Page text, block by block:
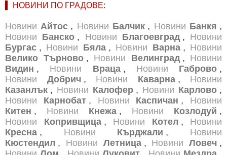
НОВИНИ ПО ГРАДОВЕ:
Новини Айтос , Новини Балчик , Новини Банкя ,
Новини Банско , Новини Благоевград , Новини
Бургас , Новини Бяла , Новини Варна , Новини
Велико Търново , Новини Велинград , Новини
Видин , Новини Враца , Новини Габрово ,
Новини
Добрич , Новини Каварна , Новини
Казанлък , Новини Калофер , Новини Карлово ,
Новини
Карнобат , Новини Каспичан , Новини
Китен , Новини Кнежа , Новини Козлодуй ,
Новини
Копривщица , Новини Котел , Новини
Кресна , Новини Кърджали , Новини
Кюстендил , Новини Летница , Новини Ловеч ,